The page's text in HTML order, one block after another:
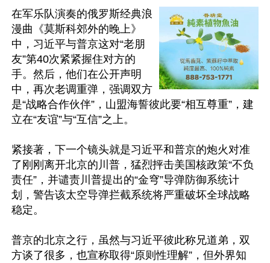
在军乐队演奏的俄罗斯经典浪
漫曲《莫斯科郊外的晚上》
中，习近平与普京这对“老朋
友”第40次紧紧握住对方的
手。然后，他们在公开声明
中，再次老调重弹，强调双方
是“战略合作伙伴”，山盟海誓彼此要“相互尊重”，建
立在“友谊”与“互信”之上。
紧接著，下一个镜头就是习近平和普京的炮火对准
了刚刚离开北京的川普，猛烈抨击美国核政策“不负
责任”，并谴责川普提出的“金穹”导弹防御系统计
划，警告该太空导弹拦截系统将严重破坏全球战略
稳定。
普京的北京之行，虽然与习近平彼此称兄道弟，双
方谈了很多，也宣称取得“原则性理解”，但外界知